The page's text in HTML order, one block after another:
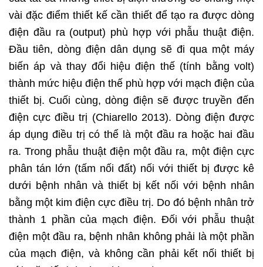
vài đặc điểm thiết kế cần thiết để tạo ra được dòng
điện đầu ra (output) phù hợp với phẫu thuật điện.
Đầu tiên, dòng điện dân dụng sẽ đi qua một máy
biến áp và thay đổi hiệu điện thế (tính bằng volt)
thành mức hiệu điện thế phù hợp với mạch điện của
thiết bị. Cuối cùng, dòng điện sẽ được truyền đến
điện cực điều trị (Chiarello 2013). Dòng điện được
áp dụng điều trị có thể là một đầu ra hoặc hai đầu
ra. Trong phẫu thuật điện một đầu ra, một điện cực
phân tán lớn (tấm nối đất) nối với thiết bị được kê
dưới bệnh nhân và thiết bị kết nối với bệnh nhân
bằng một kim điện cực điều trị. Do đó bệnh nhân trở
thành 1 phần của mạch điện. Đối với phẫu thuật
điện một đầu ra, bệnh nhân không phải là một phần
của mạch điện, và không cần phải kết nối thiết bị